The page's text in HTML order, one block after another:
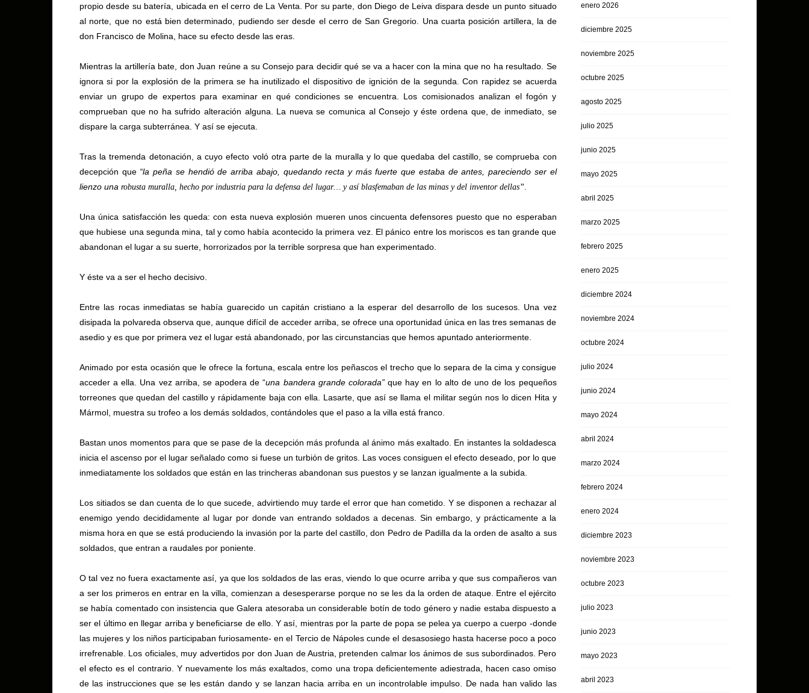
propio desde su batería, ubicada en el cerro de La Venta. Por su parte, don Diego de Leiva dispara desde un punto situado
al norte, que no está bien determinado, pudiendo ser desde el cerro de San Gregorio. Una cuarta posición artillera, la de
don Francisco de Molina, hace su efecto desde las eras.
Mientras la artillería bate, don Juan reúne a su Consejo para decidir qué se va a hacer con la mina que no ha resultado. Se
ignora si por la explosión de la primera se ha inutilizado el dispositivo de ignición de la segunda. Con rapidez se acuerda
enviar un grupo de expertos para examinar en qué condiciones se encuentra. Los comisionados analizan el fogón y
comprueban que no ha sufrido alteración alguna. La nueva se comunica al Consejo y éste ordena que, de inmediato, se
dispare la carga subterránea. Y así se ejecuta.
Tras la tremenda detonación, a cuyo efecto voló otra parte de la muralla y lo que quedaba del castillo, se comprueba con
decepción que “la peña se hendió de arriba abajo, quedando recta y más fuerte que estaba de antes, pareciendo ser el
lienzo una robusta muralla, hecho por industria para la defensa del lugar… y así blasfemaban de las minas y del inventor dellas”.
Una única satisfacción les queda: con esta nueva explosión mueren unos cincuenta defensores puesto que no esperaban
que hubiese una segunda mina, tal y como había acontecido la primera vez. El pánico entre los moriscos es tan grande que
abandonan el lugar a su suerte, horrorizados por la terrible sorpresa que han experimentado.
Y éste va a ser el hecho decisivo.
Entre las rocas inmediatas se había guarecido un capitán cristiano a la esperar del desarrollo de los sucesos. Una vez
disipada la polvareda observa que, aunque difícil de acceder arriba, se ofrece una oportunidad única en las tres semanas de
asedio y es que por primera vez el lugar está abandonado, por las circunstancias que hemos apuntado anteriormente.
Animado por esta ocasión que le ofrece la fortuna, escala entre los peñascos el trecho que lo separa de la cima y consigue
acceder a ella. Una vez arriba, se apodera de “una bandera grande colorada”que hay en lo alto de uno de los pequeños
torreones que quedan del castillo y rápidamente baja con ella. Lasarte, que así se llama el militar según nos lo dicen Hita y
Mármol, muestra su trofeo a los demás soldados, contándoles que el paso a la villa está franco.
Bastan unos momentos para que se pase de la decepción más profunda al ánimo más exaltado. En instantes la soldadesca
inicia el ascenso por el lugar señalado como si fuese un turbión de gritos. Las voces consiguen el efecto deseado, por lo que
inmediatamente los soldados que están en las trincheras abandonan sus puestos y se lanzan igualmente a la subida.
Los sitiados se dan cuenta de lo que sucede, advirtiendo muy tarde el error que han cometido. Y se disponen a rechazar al
enemigo yendo decididamente al lugar por donde van entrando soldados a decenas. Sin embargo, y prácticamente a la
misma hora en que se está produciendo la invasión por la parte del castillo, don Pedro de Padilla da la orden de asalto a sus
soldados, que entran a raudales por poniente.
O tal vez no fuera exactamente así, ya que los soldados de las eras, viendo lo que ocurre arriba y que sus compañeros van
a ser los primeros en entrar en la villa, comienzan a desesperarse porque no se les da la orden de ataque. Entre el ejército
se había comentado con insistencia que Galera atesoraba un considerable botín de todo género y nadie estaba dispuesto a
ser el último en llegar arriba y beneficiarse de ello. Y así, mientras por la parte de popa se pelea ya cuerpo a cuerpo -donde
las mujeres y los niños participaban furiosamente- en el Tercio de Nápoles cunde el desasosiego hasta hacerse poco a poco
irrefrenable. Los oficiales, muy advertidos por don Juan de Austria, pretenden calmar los ánimos de sus subordinados. Pero
el efecto es el contrario. Y nuevamente los más exaltados, como una tropa deficientemente adiestrada, hacen caso omiso
de las instrucciones que se les están dando y se lanzan hacia arriba en un incontrolable impulso. De nada han valido las
enero 2026
diciembre 2025
noviembre 2025
octubre 2025
agosto 2025
julio 2025
junio 2025
mayo 2025
abril 2025
marzo 2025
febrero 2025
enero 2025
diciembre 2024
noviembre 2024
octubre 2024
julio 2024
junio 2024
mayo 2024
abril 2024
marzo 2024
febrero 2024
enero 2024
diciembre 2023
noviembre 2023
octubre 2023
julio 2023
junio 2023
mayo 2023
abril 2023